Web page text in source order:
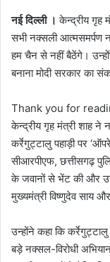
नई दिल्ली । केन्द्रीय गृह
सभी नक्सली आत्मसमर्पण
हम चैन से नहीं बैठेंगे।
बनाना मोदी सरकार का
Thank you for
केन्द्रीय गृह मंत्री शाह ने
कर्रेगुट्टालु पहाड़ी पर
सीआरपीएफ, छत्तीसगढ़
के जवानों से भेंट की और
मुख्यमंत्री विष्णुदेव साय
उन्होंने कहा कि
बड़े नक्सल-विरोधी